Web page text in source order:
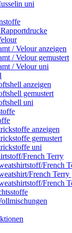
uni
/ Velour anzeigen
/ Velour gemustert
/ Velour uni
anzeigen
gemustert
uni
anzeigen
gemustert
uni
French Terry
French
French Terry
French